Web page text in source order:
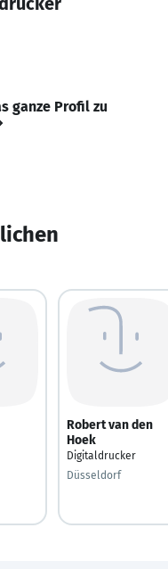
ganze Profil zu
Robert van den
Hoek
Digitaldrucker
Düsseldorf